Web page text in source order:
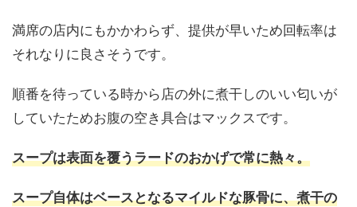
満席の店内にもかかわらず、提供が早いため回転率は
それなりに良さそうです。
順番を待っている時から店の外に煮干しのいい匂いが
していたためお腹の空き具合はマックスです。
スープは表面を覆うラードのおかげで常に熱々。
スープ自体はベースとなるマイルドな豚骨に、煮干の